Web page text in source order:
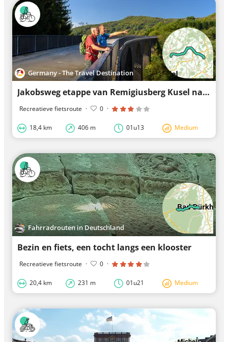
Germany - The Travel Destination
Jakobsweg etappe van Remigiusberg Kusel naar Talbrücke Freisen Oberkirchen
Recreatieve fietsroute · 0 ·
18,4 km 406 m 01u13 Medium
Fahrradrouten in Deutschland
Bezin en fiets, een tocht langs een klooster
Recreatieve fietsroute · 0 ·
20,4 km 231 m 01u21 Medium